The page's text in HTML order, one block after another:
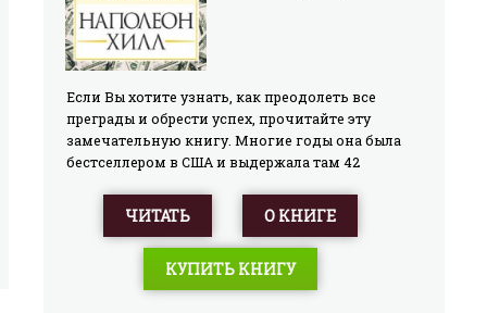
Если Вы хотите узнать, как преодолеть все
преграды и обрести успех, прочитайте эту
замечательную книгу. Многие годы она была
бестселлером в США и выдержала там 42
Хилла потрясает жизненной энергией. В ней Вы
найдете четкий план того, как преуспеть в
жизни. А это пригодится Вам в любом деле.
ЧИТАТЬ О КНИГЕ
КУПИТЬ КНИГУ